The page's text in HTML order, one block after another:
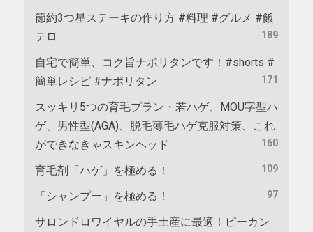
節約3つ星ステーキの作り方 #料理 #グルメ #飯
テロ
189
自宅で簡単、コク旨ナポリタンです！#shorts #
簡単レシピ #ナポリタン
171
スッキリ5つの育毛プラン・若ハゲ、MOU字型ハ
ゲ、男性型(AGA)、脱毛薄毛ハゲ克服対策、これ
ができなきゃスキンヘッド
160
育毛剤「ハゲ」を極める！ 109
「シャンプー」を極める！ 97
サロンドロワイヤルの手土産に最適！ピーカン